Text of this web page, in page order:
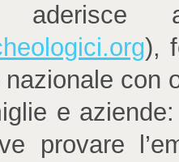
),
con
e
provare